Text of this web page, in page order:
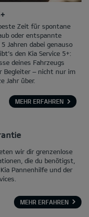
Zeit für spontane
oder entspannte
Jahren dabei genauso
den Kia Service 5+:
deines Fahrzeugs
Begleiter – nicht nur im
Jahr über.
MEHR ERFAHREN
wir dir grenzenlose
die du benötigst,
Pannenhilfe und der
MEHR ERFAHREN